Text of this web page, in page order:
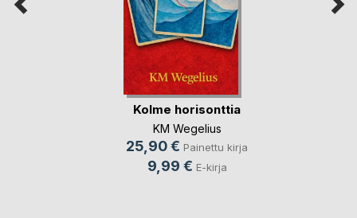
Kolme horisonttia
KM Wegelius
25,90 € Painettu kirja
9,99 € E-kirja